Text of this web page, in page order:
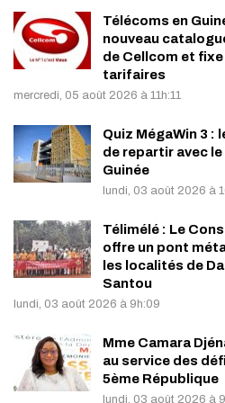
Télécoms en
nouveau
de Cellcom et
tarifaires
mercredi, 05 août 2026 à 11h:11
Quiz MégaWin 3
de repartir avec
Guinée
lundi, 03 août 2026 à
Télimélé : Le
offre un pont
les localités de
Santou
lundi, 03 août 2026 à 9h:09
Mme Camara
au service des
5ème République
lundi, 03 août 2026 à